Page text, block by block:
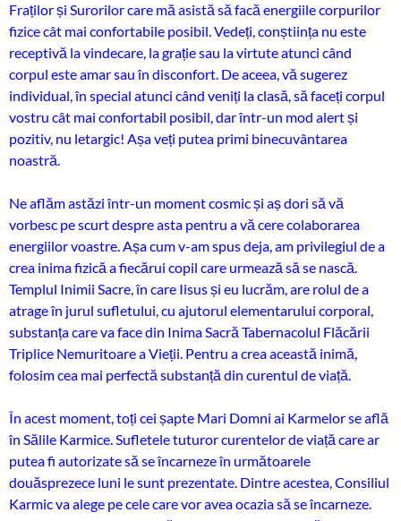
Fraților și Surorilor care mă asistă să facă energiile corpurilor
fizice cât mai confortabile posibil. Vedeți, conștiința nu este
receptivă la vindecare, la grație sau la virtute atunci când
corpul este amar sau în disconfort. De aceea, vă sugerez
individual, în special atunci când veniți la clasă, să faceți corpul
vostru cât mai confortabil posibil, dar într-un mod alert și
pozitiv, nu letargic! Așa veți putea primi binecuvântarea
noastră.
Ne aflăm astăzi într-un moment cosmic și aș dori să vă
vorbesc pe scurt despre asta pentru a vă cere colaborarea
energiilor voastre. Așa cum v-am spus deja, am privilegiul de a
crea inima fizică a fiecărui copil care urmează să se nască.
Templul Inimii Sacre, în care Iisus și eu lucrăm, are rolul de a
atrage în jurul sufletului, cu ajutorul elementarului corporal,
substanța care va face din Inima Sacră Tabernacolul Flăcării
Triplice Nemuritoare a Vieții. Pentru a crea această inimă,
folosim cea mai perfectă substanță din curentul de viață.
În acest moment, toți cei șapte Mari Domni ai Karmelor se află
în Sălile Karmice. Sufletele tuturor curentelor de viață care ar
putea fi autorizate să se încarneze în următoarele
douăsprezece luni le sunt prezentate. Dintre acestea, Consiliul
Karmic va alege pe cele care vor avea ocazia să se încarneze.